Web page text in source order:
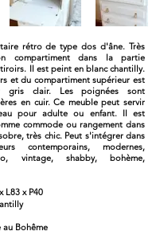
rétro de type dos d'âne. Très
compartiment dans la partie
Il est peint en blanc chantilly.
et du compartiment supérieur est
gris clair. Les poignées sont
en cuir. Ce meuble peut servir
pour adulte ou enfant. Il est
commode ou rangement dans
très chic. Peut s'intégrer dans
contemporains, modernes,
vintage, shabby, bohème,
L83 x P40
Bohême